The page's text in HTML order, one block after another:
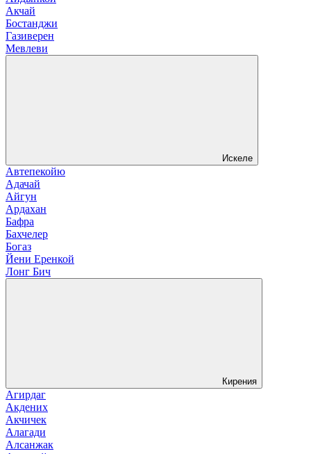
Акчай
Бостанджи
Газиверен
Мевлеви
Искеле
Автепекойю
Адачай
Айгун
Ардахан
Бафра
Бахчелер
Богаз
Йени Еренкой
Лонг Бич
Кирения
Агирдаг
Акдених
Акчичек
Алагади
Алсанжак